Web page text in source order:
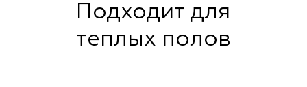
Подходит для
теплых полов